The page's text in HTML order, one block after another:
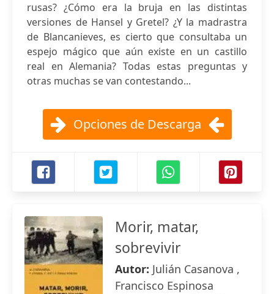
rusas? ¿Cómo era la bruja en las distintas
versiones de Hansel y Gretel? ¿Y la madrastra
de Blancanieves, es cierto que consultaba un
espejo mágico que aún existe en un castillo
real en Alemania? Todas estas preguntas y
otras muchas se van contestando...
Opciones de Descarga
Morir, matar,
sobrevivir
Autor: Julián Casanova ,
Francisco Espinosa